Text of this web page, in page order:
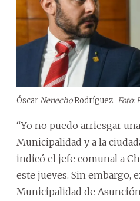
ÓscarNenechoRodríguez. Foto:
“Yo no puedo arriesgar
Municipalidad y a la
indicó el jefe comunal a
este jueves. Sin embargo,
Municipalidad de